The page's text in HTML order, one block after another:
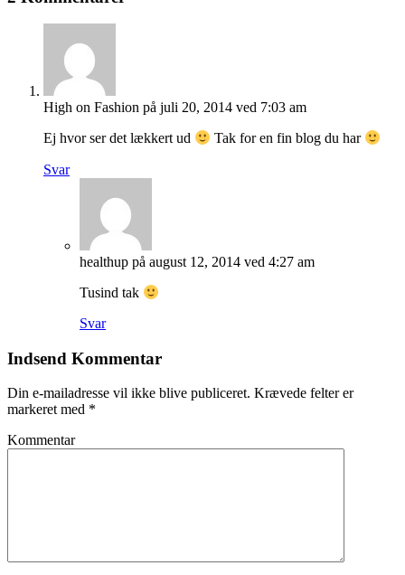
High on Fashion på juli 20, 2014 ved 7:03 am
Ej hvor ser det lækkert ud
Tak for en fin blog du har
Svar
healthup på august 12, 2014 ved 4:27 am
Tusind tak
Svar
Indsend Kommentar
Din e-mailadresse vil ikke blive publiceret. Krævede felter er
markeret med *
Kommentar